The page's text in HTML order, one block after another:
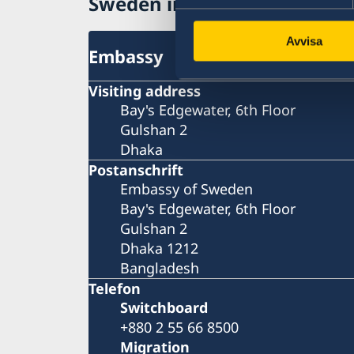
Avvisa
Embassy
Visiting address
Bay's Edgewater, 6th Floor
Gulshan 2
Dhaka
Postanschrift
Embassy of Sweden
Bay's Edgewater, 6th Floor
Gulshan 2
Dhaka 1212
Bangladesh
Telefon
Switchboard
+880 2 55 66 8500
Migration